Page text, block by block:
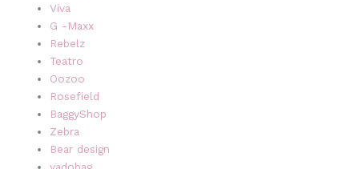
Viva
G -Maxx
Rebelz
Teatro
Oozoo
Rosefield
BaggyShop
Zebra
Bear design
vadobag